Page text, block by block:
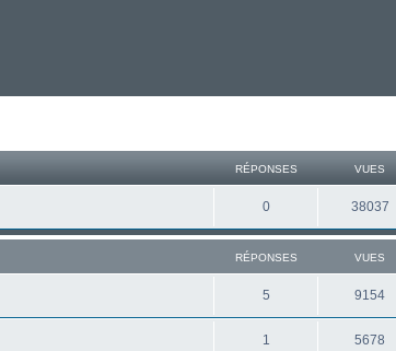
RÉPONSES VUES
0 38037
RÉPONSES VUES
5 9154
1 5678